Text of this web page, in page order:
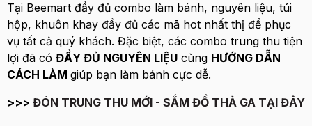
Tại Beemart đầy đủ combo làm bánh, nguyên liệu, túi
hộp, khuôn khay đầy đủ các mã hot nhất thị để phục
vụ tất cả quý khách. Đặc biệt, các combo trung thu tiện
lợi đã có ĐẦY ĐỦ NGUYÊN LIỆU cùng HƯỚNG DẪN
CÁCH LÀM giúp bạn làm bánh cực dễ.
>>> ĐÓN TRUNG THU MỚI - SẮM ĐỒ THẢ GA TẠI ĐÂY